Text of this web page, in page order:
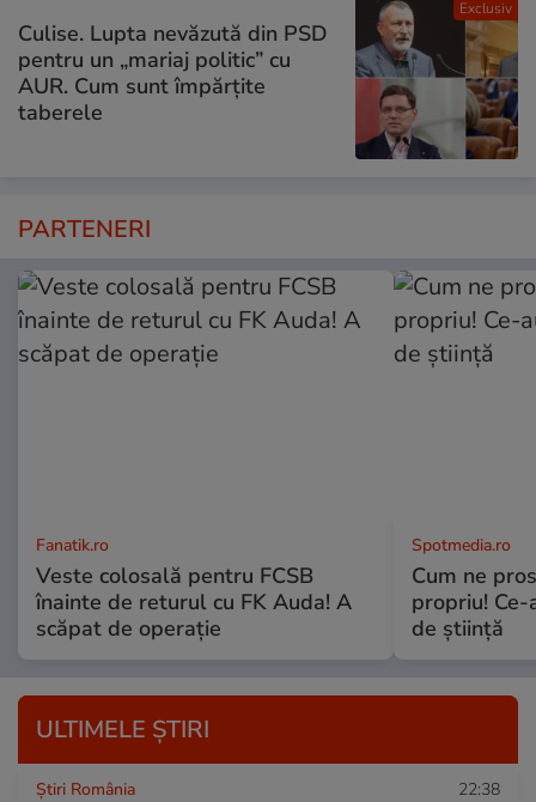
Exclusiv
Culise. Lupta nevăzută din PSD
pentru un „mariaj politic” cu
AUR. Cum sunt împărțite
taberele
PARTENERI
Fanatik.ro
Veste colosală pentru FCSB
înainte de returul cu FK Auda! A
scăpat de operație
Spotmedia.ro
Cum ne
propriu!
de știință
ULTIMELE ȘTIRI
Știri România 22:38